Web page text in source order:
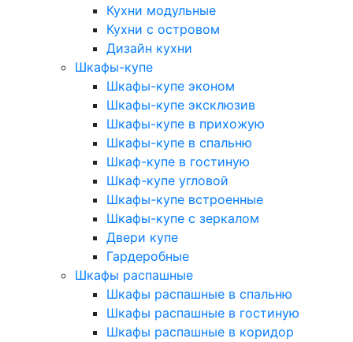
Кухни модульные
Кухни с островом
Дизайн кухни
Шкафы-купе
Шкафы-купе эконом
Шкафы-купе эксклюзив
Шкафы-купе в прихожую
Шкафы-купе в спальню
Шкаф-купе в гостиную
Шкаф-купе угловой
Шкафы-купе встроенные
Шкафы-купе с зеркалом
Двери купе
Гардеробные
Шкафы распашные
Шкафы распашные в спальню
Шкафы распашные в гостиную
Шкафы распашные в коридор